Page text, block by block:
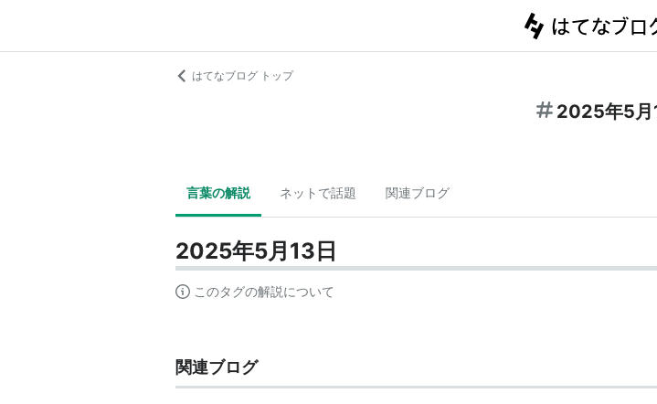
はてなブログ トップ
2025年5月
言葉の解説 ネットで話題 関連ブログ
2025年5月13日
このタグの解説について
関連ブログ